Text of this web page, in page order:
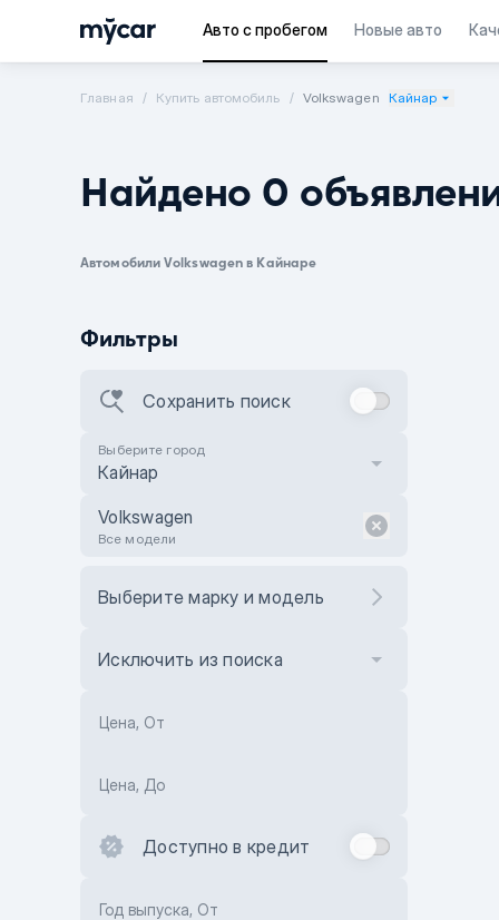
Авто с пробегом Новые авто
Главная Купить автомобиль Volkswagen Кайнар
Найдено 0
Автомобили Volkswagen в Кайнаре
Фильтры
Сохранить поиск
Выберите город
Кайнар
Volkswagen
Все модели
Выберите марку и модель
Исключить из поиска
Цена, От
Цена, До
Доступно в кредит
Год выпуска, От